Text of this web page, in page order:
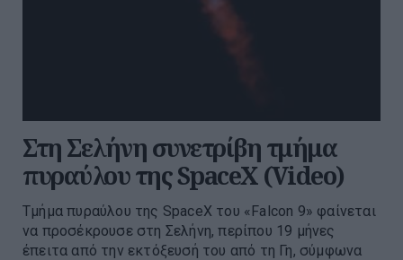
Στη Σελήνη συνετρίβη τμήμα
πυραύλου της SpaceX (Video)
Τμήμα πυραύλου της SpaceX του «Falcon 9» φαίνεται
να προσέκρουσε στη Σελήνη, περίπου 19 μήνες
έπειτα από την εκτόξευσή του από τη Γη, σύμφωνα